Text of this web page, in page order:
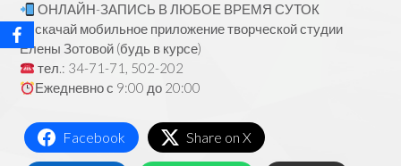
ОНЛАЙН-ЗАПИСЬ В ЛЮБОЕ ВРЕМЯ СУТОК
скачай мобильное приложение творческой студии
Елены Зотовой (будь в курсе)
тел.: 34-71-71, 502-202
Ежедневно с 9:00 до 20:00
Facebook Share on X